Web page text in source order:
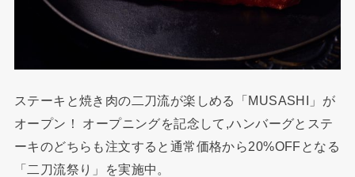
ステーキと焼き肉の二刀流が楽しめる「MUSASHI」が
オープン！ オープニングを記念して,ハンバーグとステ
ーキのどちらも注文すると通常価格から20%OFFとなる
「二刀流祭り」を実施中。